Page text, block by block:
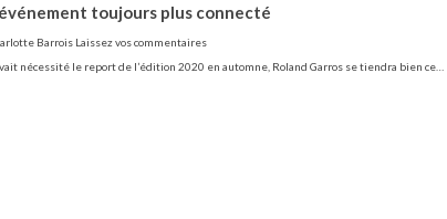
toujours plus connecté
Barrois Laissez vos commentaires
nécessité le report de l’édition 2020 en automne, Roland Garros se tiendra bien ce…